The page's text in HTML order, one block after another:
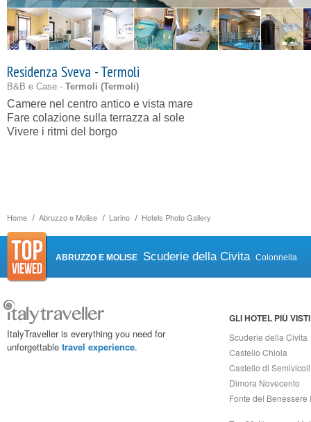
Home Abruzzo e Molise Larino Hotels Photo Gallery
Residenza Sveva - Termoli
B&B e Case - Termoli (Termoli)
Camere nel centro antico e vista mare
Fare colazione sulla terrazza al sole
Vivere i ritmi del borgo
ABRUZZO E MOLISE Scuderie della Civita Colonnella
ItalyTraveller is everything you need for
unforgettable travel experience.
GLI HOTEL PIÙ VISTI
Scuderie della Civita
Castello Chiola
Castello di Semivicoli
Dimora Novecento
Fonte del Benessere